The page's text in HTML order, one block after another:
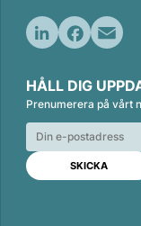
n
k
e
d
n
c
e
b
o
o
k
a
i
l
HÅLL DIG
Prenumerera på vårt